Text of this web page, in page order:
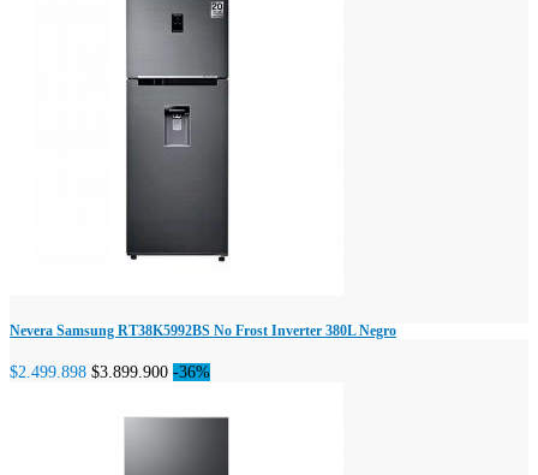
Nevera Samsung RT38K5992BS No Frost Inverter 380L Negro
$2.499.898 $3.899.900 -36%